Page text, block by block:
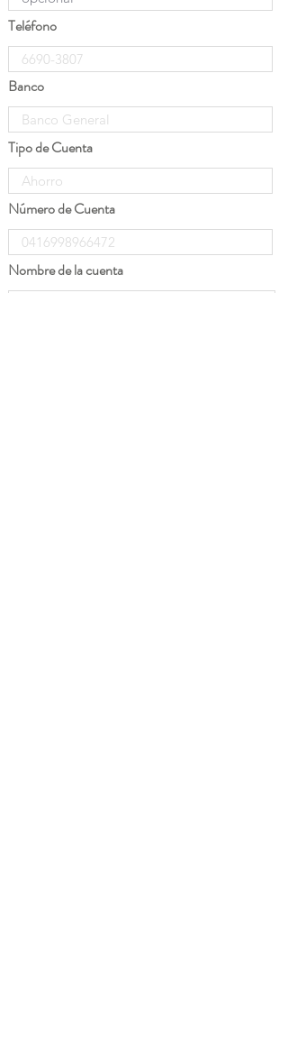
Teléfono
Banco
Tipo de Cuenta
Número de Cuenta
Nombre de la cuenta